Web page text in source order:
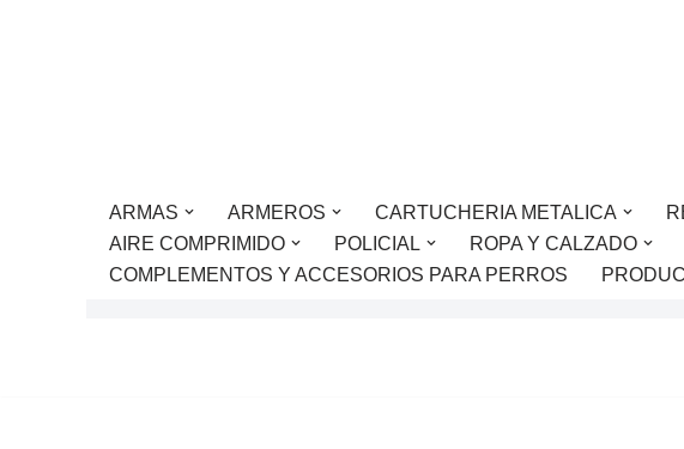
ARMAS ARMEROS CARTUCHERIA METALICA
AIRE COMPRIMIDO
POLICIAL ROPA Y CALZADO
COMPLEMENTOS Y ACCESORIOS PARA PERROS